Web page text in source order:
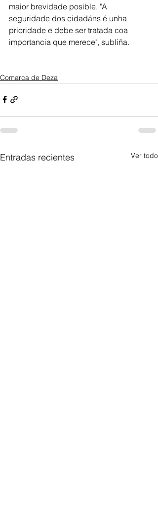
maior brevidade posible. "A
seguridade dos cidadáns é unha
prioridade e debe ser tratada coa
importancia que merece", subliña.
Comarca de Deza
Entradas recientes Ver todo